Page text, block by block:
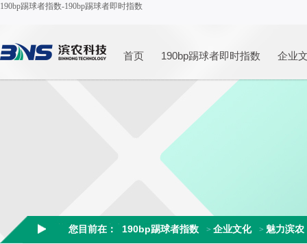
190bp踢球者指数-190bp踢球者即时指数
首页 190bp踢球者即时指数 企业
您目前在： 190bp踢球者指数 > 企业文化 > 魅力滨农